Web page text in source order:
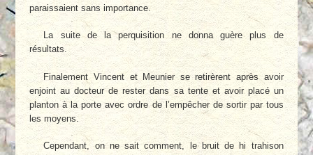
paraissaient sans importance.
La suite de la perquisition ne donna guère plus de
résultats.
Finalement Vincent et Meunier se retirèrent après avoir
enjoint au docteur de rester dans sa tente et avoir placé un
planton à la porte avec ordre de l’empêcher de sortir par tous
les moyens.
Cependant, on ne sait comment, le bruit de hi trahison